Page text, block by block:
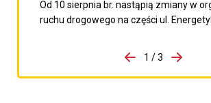
Od 10 sierpnia br. nastąpią zmiany w
ruchu drogowego na części ul.
porzpedniego komunikatu
1 / 3